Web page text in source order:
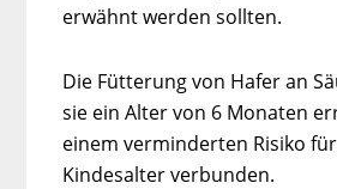
erwähnt werden sollten.
Die Fütterung von Hafer an
sie ein Alter von 6 Monaten
einem verminderten Risiko
Kindesalter verbunden.